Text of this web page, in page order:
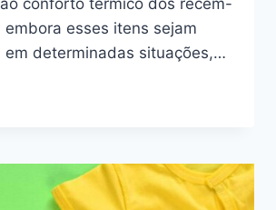
embora esses itens sejam
em determinadas situações,…